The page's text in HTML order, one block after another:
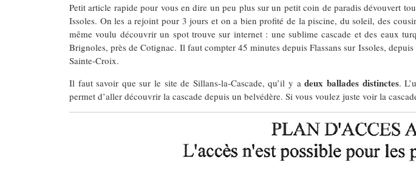
Petit article rapide pour vous en dire un peu plus sur un petit coin de paradis dévouvert
Issoles. On les a rejoint pour 3 jours et on a bien profité de la piscine, du soleil, des
même voulu découvrir un spot trouve sur internet : une sublime cascade et des eaux
Brignoles, près de Cotignac. Il faut compter 45 minutes depuis Flassans sur Issoles,
Sainte-Croix.
Il faut savoir que sur le site de Sillans-la-Cascade, qu’il y adeux ballades distinctes.
permet d’aller découvrir la cascade depuis un belvédère. Si vous voulez juste voir la